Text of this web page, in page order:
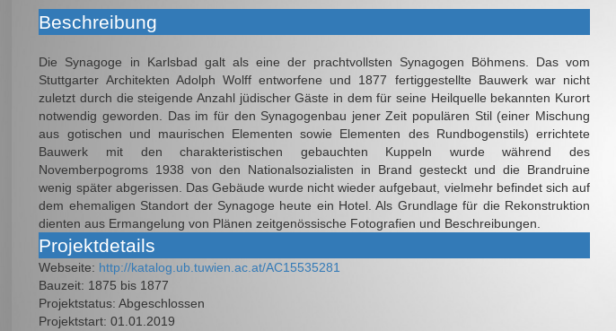
Beschreibung
Die Synagoge in Karlsbad galt als eine der prachtvollsten Synagogen Böhmens. Das vom
Stuttgarter Architekten Adolph Wolff entworfene und 1877 fertiggestellte Bauwerk war nicht
zuletzt durch die steigende Anzahl jüdischer Gäste in dem für seine Heilquelle bekannten Kurort
notwendig geworden. Das im für den Synagogenbau jener Zeit populären Stil (einer Mischung
aus gotischen und maurischen Elementen sowie Elementen des Rundbogenstils) errichtete
Bauwerk mit den charakteristischen gebauchten Kuppeln wurde während des
Novemberpogroms 1938 von den Nationalsozialisten in Brand gesteckt und die Brandruine
wenig später abgerissen. Das Gebäude wurde nicht wieder aufgebaut, vielmehr befindet sich auf
dem ehemaligen Standort der Synagoge heute ein Hotel. Als Grundlage für die Rekonstruktion
dienten aus Ermangelung von Plänen zeitgenössische Fotografien und Beschreibungen.
Projektdetails
Webseite: http://katalog.ub.tuwien.ac.at/AC15535281
Bauzeit: 1875 bis 1877
Projektstatus: Abgeschlossen
Projektstart: 01.01.2019